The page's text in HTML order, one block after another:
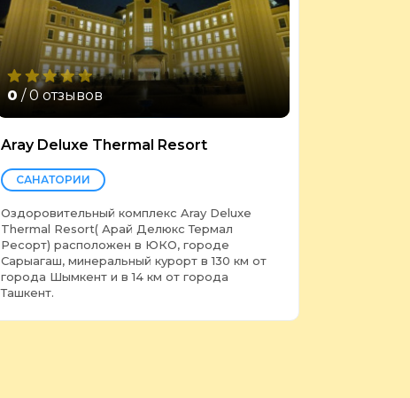
0 / 0 отзывов
Aray Deluxe Thermal Resort
САНАТОРИИ
Оздоровительный комплекс Aray Deluxe
Thermal Resort( Арай Делюкс Термал
Ресорт) расположен в ЮКО, городе
Сарыагаш, минеральный курорт в 130 км от
города Шымкент и в 14 км от города
Ташкент.